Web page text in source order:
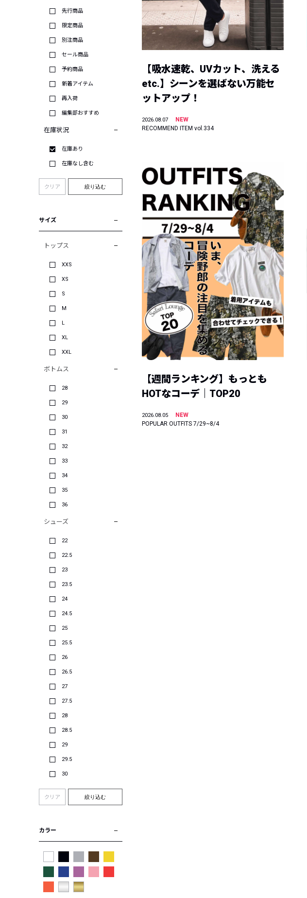
先行商品
限定商品
別注商品
セール商品
予約商品
新着アイテム
再入荷
編集部おすすめ
在庫状況
在庫あり
在庫なし含む
クリア 絞り込む
サイズ
トップス
XXS
XS
S
M
L
XL
XXL
ボトムス
28
29
30
31
32
33
34
35
36
シューズ
22
22.5
23
23.5
24
24.5
25
25.5
26
26.5
27
27.5
28
28.5
29
29.5
30
クリア 絞り込む
カラー
【吸水速乾、UVカット、洗える
etc.】シーンを選ばない万能セ
ットアップ！
2026.08.07
NEW
RECOMMEND ITEM vol.334
【週間ランキング】もっとも
HOTなコーデ｜TOP20
2026.08.05
NEW
POPULAR OUTFITS 7/29~8/4